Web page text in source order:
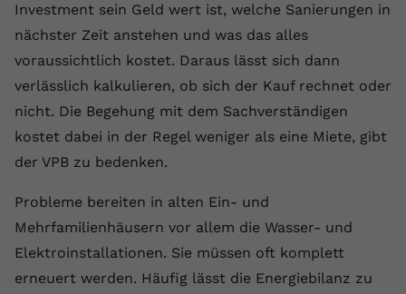
Investment sein Geld wert ist, welche Sanierungen in
nächster Zeit anstehen und was das alles
voraussichtlich kostet. Daraus lässt sich dann
verlässlich kalkulieren, ob sich der Kauf rechnet oder
nicht. Die Begehung mit dem Sachverständigen
kostet dabei in der Regel weniger als eine Miete, gibt
der VPB zu bedenken.
Probleme bereiten in alten Ein- und
Mehrfamilienhäusern vor allem die Wasser- und
Elektroinstallationen. Sie müssen oft komplett
erneuert werden. Häufig lässt die Energiebilanz zu
Anbieter Youtube.com
Session
Zweck
YouTube setzt diesen Cookie, um die
speichern, der eingebettete YouTube-
Videos verwendet.
Name yt.innertube::requests